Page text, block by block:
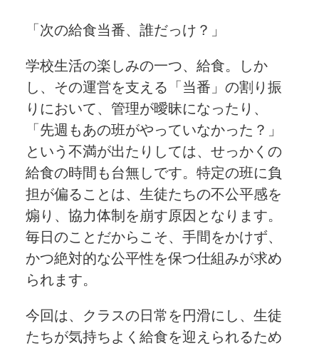
「次の給食当番、誰だっけ？」
学校生活の楽しみの一つ、給食。しか
し、その運営を支える「当番」の割り振
りにおいて、管理が曖昧になったり、
「先週もあの班がやっていなかった？」
という不満が出たりしては、せっかくの
給食の時間も台無しです。特定の班に負
担が偏ることは、生徒たちの不公平感を
煽り、協力体制を崩す原因となります。
毎日のことだからこそ、手間をかけず、
かつ絶対的な公平性を保つ仕組みが求め
られます。
今回は、クラスの日常を円滑にし、生徒
たちが気持ちよく給食を迎えられるため